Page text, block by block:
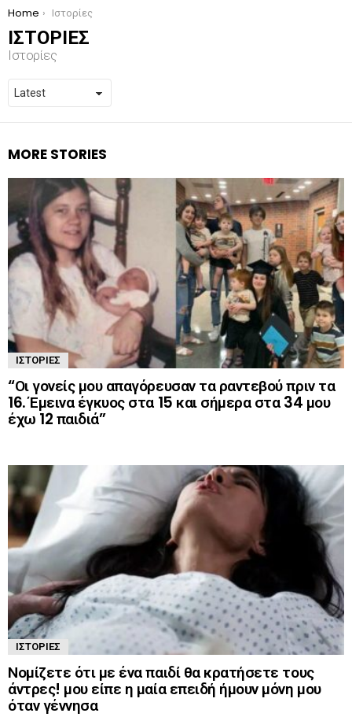
You are here:
Home Ιστορίες
ΙΣΤΟΡΊΕΣ
Ιστορίες
MORE STORIES
ΙΣΤΟΡΊΕΣ
“Οι γονείς μου απαγόρευσαν τα ραντεβού πριν τα
16. Έμεινα έγκυος στα 15 και σήμερα στα 34 μου
έχω 12 παιδιά”
ΙΣΤΟΡΊΕΣ
Νομίζετε ότι με ένα παιδί θα κρατήσετε τους
άντρες! μου είπε η μαία επειδή ήμουν μόνη μου
όταν γέννησα